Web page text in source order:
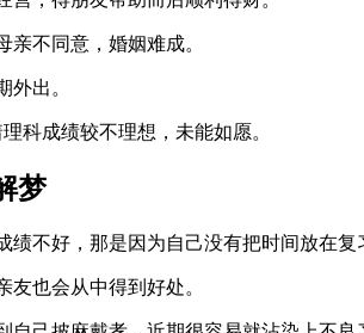
不同意，婚姻难成。
外出。
科成绩较不理想，未能如愿。
梦
绩不好，那是因为自己没有把时间放在复
友也会从中得到好处。